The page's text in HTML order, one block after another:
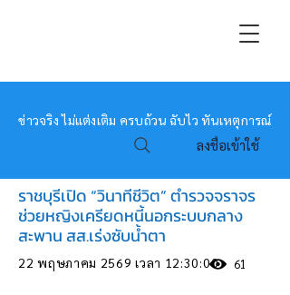
หมอข่าว
ข่าวจริง ไม่แต่งเติม ครบถ้วน ฉับไว ทันเหตุการณ์
ลงชื่อเข้าใช้
ราชบุรีเปิด “วินาทีชีวิต” ตำรวจจราจร
ช่วยหญิงเครียดหนี้นอกระบบกลาง
สะพาน สส.เร่งซับน้ำตา
22 พฤษภาคม 2569 เวลา 12:30:00 61